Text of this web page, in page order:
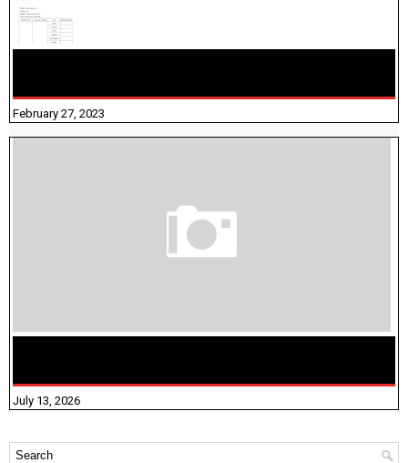
February 27, 2023
July 13, 2026